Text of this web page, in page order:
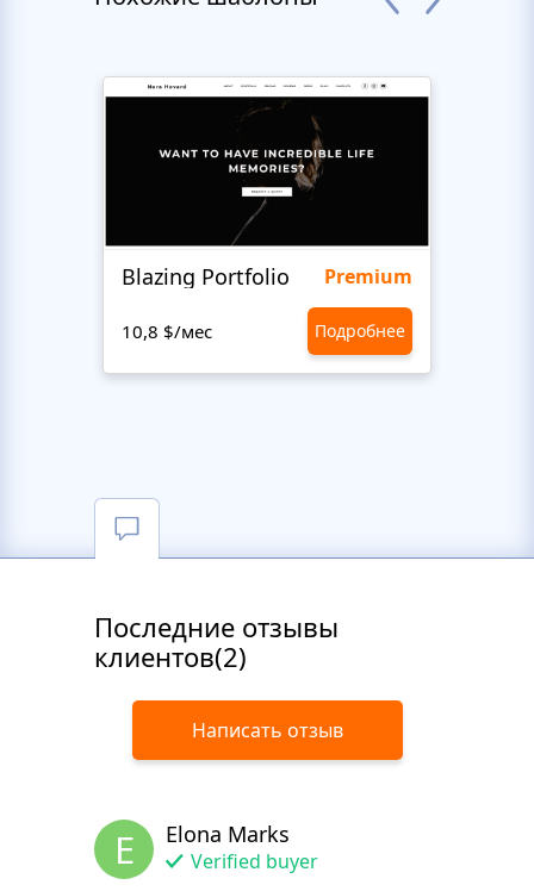
Blazing Portfolio Premium
10,8 $/мес Подробнее
Последние отзывы
клиентов(2)
Написать отзыв
E Elona Marks
Verified buyer